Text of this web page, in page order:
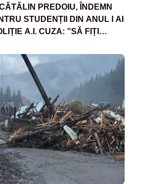
PREDOIU, ÎNDEMN
STUDENȚII DIN ANUL I AI
A.I. CUZA: ”SĂ FIȚI